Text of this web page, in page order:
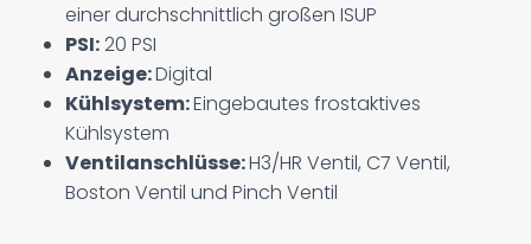
einer durchschnittlich großen ISUP
PSI:20 PSI
Anzeige:Digital
Kühlsystem:Eingebautes frostaktives
Kühlsystem
Ventilanschlüsse:H3/HR Ventil, C7 Ventil,
Boston Ventil und Pinch Ventil